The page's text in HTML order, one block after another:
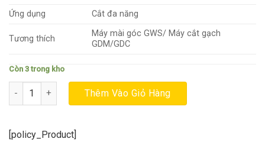
Ứng dụng
Cắt đa năng
Tương thích
Máy mài góc GWS/ Máy cắt gạch
GDM/GDC
Còn 3 trong kho
Đĩa cắt đá-bê tông BOSCH đa năng (105x16/20x1.6mm) số lượng
Thêm Vào Giỏ Hàng
[policy_Product]